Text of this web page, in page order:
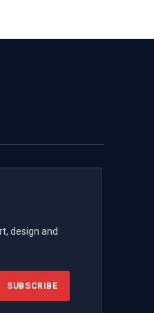
design and